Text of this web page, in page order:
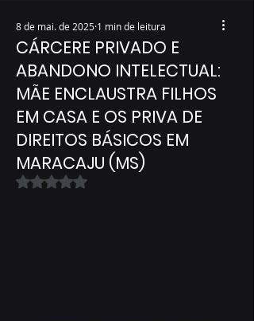
CÁRCERE PRIVADO E
ABANDONO INTELECTUAL:
MÃE ENCLAUSTRA FILHOS
EM CASA E OS PRIVA DE
DIREITOS BÁSICOS EM
MARACAJU (MS)
8 de mai. de 2025 1 min de leitura
Avaliado com NaN de 5 estrelas.